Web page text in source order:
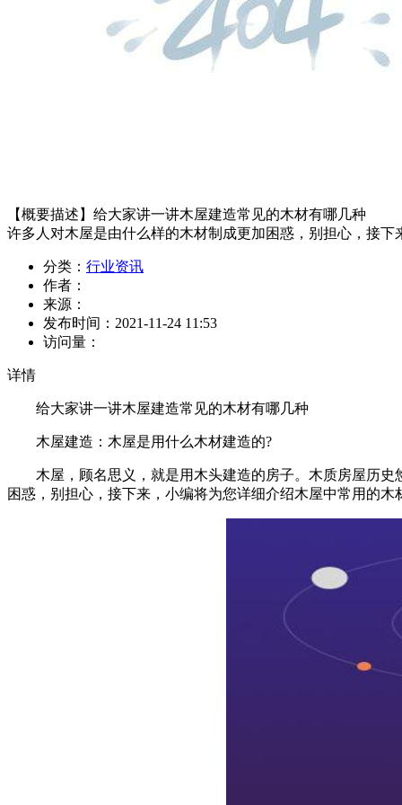
【概要描述】 给大家讲一讲木屋建造常见的木材有哪几种
许多人对木屋是由什么样的木材制成更加困惑，别担心，接
分类： 行业资讯
作者：
来源：
发布时间： 2021-11-24 11:53
访问量：
详情
给大家讲一讲木屋建造常见的木材有哪几种
木屋建造：木屋是用什么木材建造的?
木屋，顾名思义，就是用木头建造的房子。木质房屋历史
困惑，别担心，接下来，小编将为您详细介绍木屋中常用的